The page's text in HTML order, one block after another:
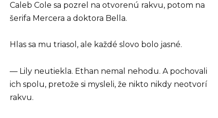
Caleb Cole sa pozrel na otvorenú rakvu, potom na
šerifa Mercera a doktora Bella.
Hlas sa mu triasol, ale každé slovo bolo jasné.
— Lily neutiekla. Ethan nemal nehodu. A pochovali
ich spolu, pretože si mysleli, že nikto nikdy neotvorí
rakvu.